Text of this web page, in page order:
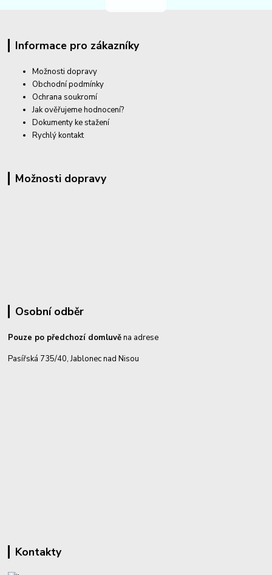
Informace pro zákazníky
Možnosti dopravy
Obchodní podmínky
Ochrana soukromí
Jak ověřujeme hodnocení?
Dokumenty ke stažení
Rychlý kontakt
Možnosti dopravy
Osobní odběr
Pouze po předchozí domluvěna adrese
Pasířská 735/40, Jablonec nad Nisou
Kontakty